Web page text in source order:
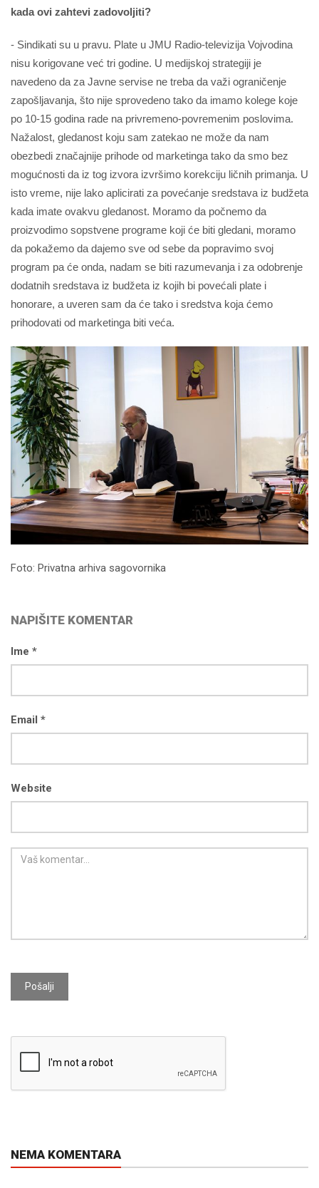
kada ovi zahtevi zadovoljiti?
- Sindikati su u pravu. Plate u JMU Radio-televizija Vojvodina
nisu korigovane već tri godine. U medijskoj strategiji je
navedeno da za Javne servise ne treba da važi ograničenje
zapošljavanja, što nije sprovedeno tako da imamo kolege koje
po 10-15 godina rade na privremeno-povremenim poslovima.
Nažalost, gledanost koju sam zatekao ne može da nam
obezbedi značajnije prihode od marketinga tako da smo bez
mogućnosti da iz tog izvora izvršimo korekciju ličnih primanja. U
isto vreme, nije lako aplicirati za povećanje sredstava iz budžeta
kada imate ovakvu gledanost. Moramo da počnemo da
proizvodimo sopstvene programe koji će biti gledani, moramo
da pokažemo da dajemo sve od sebe da popravimo svoj
program pa će onda, nadam se biti razumevanja i za odobrenje
dodatnih sredstava iz budžeta iz kojih bi povećali plate i
honorare, a uveren sam da će tako i sredstva koja ćemo
prihodovati od marketinga biti veća.
Foto: Privatna arhiva sagovornika
NAPIŠITE KOMENTAR
Ime *
Email *
Website
Pošalji
NEMA KOMENTARA